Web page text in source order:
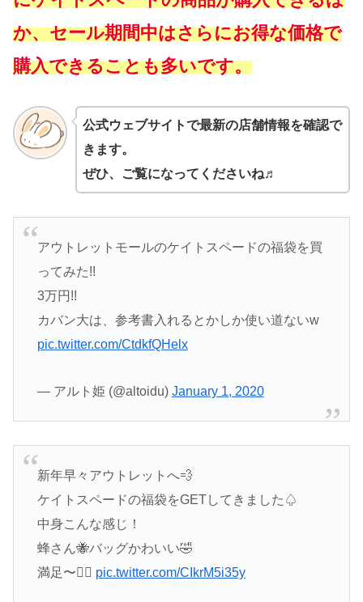
か、セール期間中はさらにお得な価格で
購入できることも多いです。
公式ウェブサイトで最新の店舗情報を確認で
きます。
ぜひ、ご覧になってくださいね♬
アウトレットモールのケイトスペードの福袋を買
ってみた!!
3万円!!
カバン大は、参考書入れるとかしか使い道ないw
pic.twitter.com/CtdkfQHelx
— アルト姫 (@altoidu) January 1, 2020
新年早々アウトレットへ💨
ケイトスペードの福袋をGETしてきました♤
中身こんな感じ！
蜂さん🐝バッグかわいい🤣
満足〜🙆‍♀️ pic.twitter.com/CIkrM5i35y